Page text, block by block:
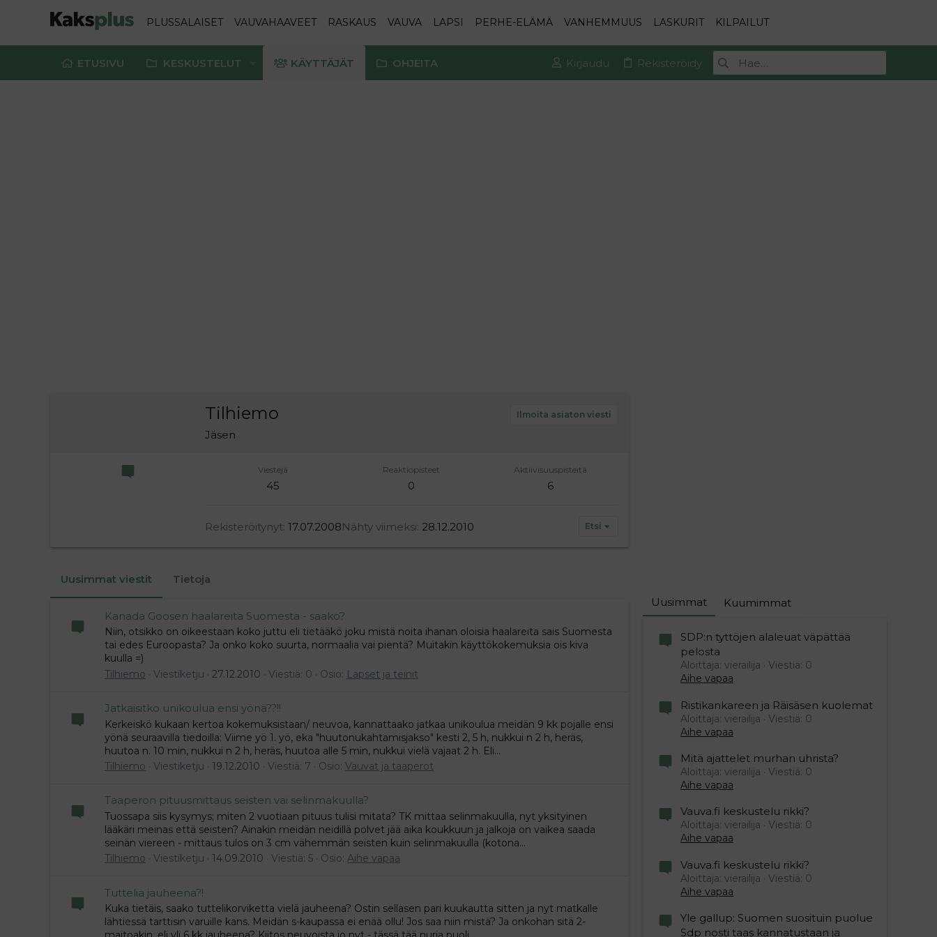
PLUSSALAISET VAUVAHAAVEET RASKAUS VAUVA LAPSI PERHE-ELÄMÄ VANHEMMUUS LASKURIT KILPAILUT
ETUSIVU KESKUSTELUT KÄYTTÄJÄT OHJEITA Kirjaudu Rekisteröidy
Ilmoita asiaton viesti
Tilhiemo
Jäsen
Viestejä
45
Reaktiopisteet
0
Aktiivisuuspisteitä
6
Rekisteröitynyt 17.07.2008Nähty viimeksi 28.12.2010 Etsi
Uusimmat viestit Tietoja
Kanada Goosen haalareita Suomesta - saako?
Niin, otsikko on oikeestaan koko juttu eli tietääkö joku mistä noita ihanan oloisia haalareita sais Suomesta
tai edes Euroopasta? Ja onko koko suurta, normaalia vai pientä? Muitakin käyttökokemuksia ois kiva
kuulla =)
Tilhiemo
Viestiketju 27.12.2010 Viestiä: 0 Osio: Lapset ja teinit
Jatkaisitko unikoulua ensi yönä??!!
Kerkeiskö kukaan kertoa kokemuksistaan/ neuvoa, kannattaako jatkaa unikoulua meidän 9 kk pojalle ensi
yönä seuraavilla tiedoilla: Viime yö 1. yö, eka "huutonukahtamisjakso" kesti 2, 5 h, nukkui n 2 h, heräs,
huutoa n. 10 min, nukkui n 2 h, heräs, huutoa alle 5 min, nukkui vielä vajaat 2 h. Eli...
Tilhiemo
Viestiketju 19.12.2010 Viestiä: 7 Osio: Vauvat ja taaperot
Taaperon pituusmittaus seisten vai selinmakuulla?
Tuossapa siis kysymys; miten 2 vuotiaan pituus tulisi mitata? TK mittaa selinmakuulla, nyt yksityinen
lääkäri meinas että seisten? Ainakin meidän neidillä polvet jää aika koukkuun ja jalkoja on vaikea saada
seinän viereen - mittaus tulos on 3 cm vähemmän seisten kuin selinmakuulla (kotona...
Tilhiemo
Viestiketju 14.09.2010 Viestiä: 5 Osio: Aihe vapaa
Tuttelia jauheena?!
Kuka tietäis, saako tuttelikorviketta vielä jauheena? Ostin sellasen pari kuukautta sitten ja nyt matkalle
lähtiessä tarttisin varuille kans. Meidän s-kaupassa ei enää ollu! Jos saa niin mistä? Ja onkohan sitä 2-
Uusimmat Kuumimmat
SDP:n tyttöjen alaleuat väpättää
pelosta
Aloittaja: vierailija
Viestiä: 0
Aihe vapaa
Ristikankareen ja Räisäsen kuolemat
Aloittaja: vierailija
Viestiä: 0
Aihe vapaa
Mitä ajattelet murhan uhrista?
Aloittaja: vierailija
Viestiä: 0
Aihe vapaa
Vauva.fi keskustelu rikki?
Aloittaja: vierailija
Viestiä: 0
Aihe vapaa
Vauva.fi keskustelu rikki?
Aloittaja: vierailija
Viestiä: 0
Aihe vapaa
Yle gallup: Suomen suosituin puolue
Sdp nosti taas kannatustaan ja